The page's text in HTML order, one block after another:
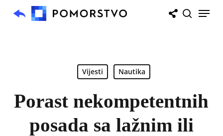
Menu
Vijesti Nautika
Porast nekompetentnih
posada sa lažnim ili